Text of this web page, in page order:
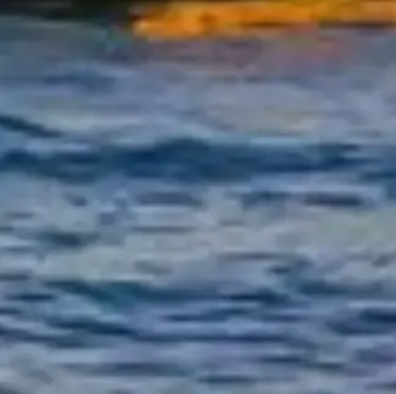
充分提升您的参观体验
本网站为独立信息站点，与任何特定游船公司无关
本网站 seinecruises.paris 是一个独立的信息平台，专注于 塞纳
所有注册商标均归其各自所有者所有。有关门票的咨询，请直
接联系票务供应商。
联系我们
快速链接
选择门票
开放时间
看什么
常见问题
法律
法律声明
关于我们
隐私政策